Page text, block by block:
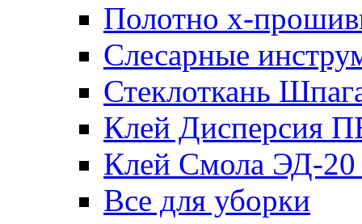
Полотно х-
Слесарные
Стеклоткань
Клей Дисперсия
Клей Смола ЭД-20
Все для уборки